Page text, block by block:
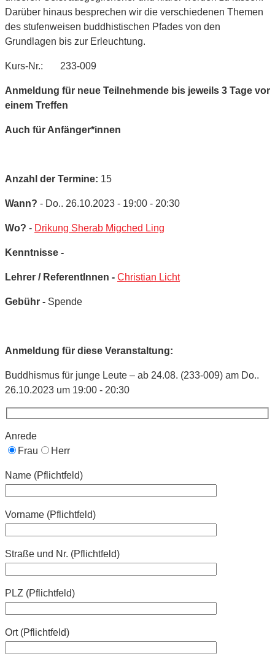
Darüber hinaus besprechen wir die verschiedenen Themen
des stufenweisen buddhistischen Pfades von den
Grundlagen bis zur Erleuchtung.
Kurs-Nr.: 233-009
Anmeldung für neue Teilnehmende bis jeweils 3 Tage vor
einem Treffen
Auch für Anfänger*innen
Anzahl der Termine: 15
Wann? - Do.. 26.10.2023 - 19:00 - 20:30
Wo? - Drikung Sherab Migched Ling
Kenntnisse -
Lehrer / ReferentInnen - Christian Licht
Gebühr - Spende
Anmeldung für diese Veranstaltung:
Buddhismus für junge Leute – ab 24.08. (233-009) am Do..
26.10.2023 um 19:00 - 20:30
Anrede
Frau
Herr
Name (Pflichtfeld)
Vorname (Pflichtfeld)
Straße und Nr. (Pflichtfeld)
PLZ (Pflichtfeld)
Ort (Pflichtfeld)